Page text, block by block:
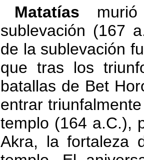
Matatías
sublevación (167
de la sublevación
que tras los
batallas de Bet
entrar
templo (164 a.C.),
Akra, la fortaleza